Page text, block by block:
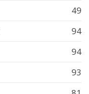
49
94
94
93